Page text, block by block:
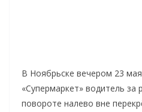
В Ноябрьске вечером 23
«Супермаркет» водитель
повороте налево вне